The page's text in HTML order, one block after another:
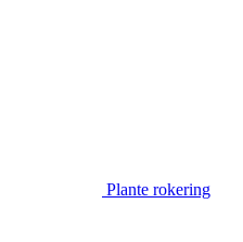
Plante rokering